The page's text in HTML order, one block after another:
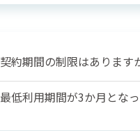
契約期間の制限はあります
最低利用期間が3か月となっ